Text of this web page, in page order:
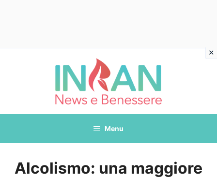
Menu
Alcolismo: una maggiore